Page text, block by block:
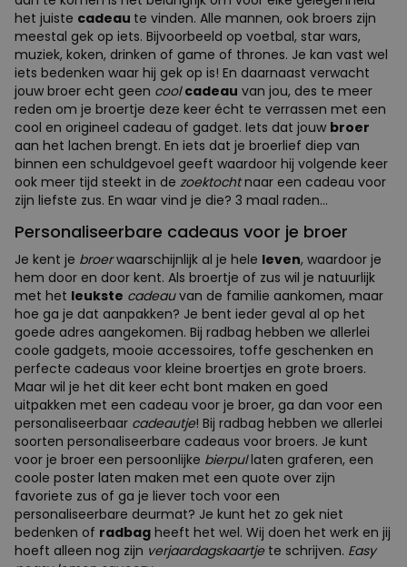
het juiste cadeau te vinden. Alle mannen, ook broers zijn
meestal gek op iets. Bijvoorbeeld op voetbal, star wars,
muziek, koken, drinken of game of thrones. Je kan vast wel
iets bedenken waar hij gek op is! En daarnaast verwacht
jouw broer echt geen cool cadeau van jou, des te meer
reden om je broertje deze keer écht te verrassen met een
cool en origineel cadeau of gadget. Iets dat jouw broer
aan het lachen brengt. En iets dat je broerlief diep van
binnen een schuldgevoel geeft waardoor hij volgende keer
ook meer tijd steekt in de zoektochtnaar een cadeau voor
zijn liefste zus. En waar vind je die? 3 maal raden...
Personaliseerbare cadeaus voor je broer
Je kent je broerwaarschijnlijk al je hele leven, waardoor je
hem door en door kent. Als broertje of zus wil je natuurlijk
met het leukste cadeauvan de familie aankomen, maar
hoe ga je dat aanpakken? Je bent ieder geval al op het
goede adres aangekomen. Bij radbag hebben we allerlei
coole gadgets, mooie accessoires, toffe geschenken en
perfecte cadeaus voor kleine broertjes en grote broers.
Maar wil je het dit keer echt bont maken en goed
uitpakken met een cadeau voor je broer, ga dan voor een
personaliseerbaar cadeautje! Bij radbag hebben we allerlei
soorten personaliseerbare cadeaus voor broers. Je kunt
voor je broer een persoonlijke bierpullaten graferen, een
coole poster laten maken met een quote over zijn
favoriete zus of ga je liever toch voor een
personaliseerbare deurmat? Je kunt het zo gek niet
bedenken of radbag heeft het wel. Wij doen het werk en jij
hoeft alleen nog zijn verjaardagskaartjete schrijven. Easy